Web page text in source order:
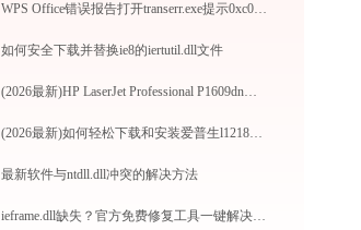
WPS Office错误报告打开transerr.exe提示0xc000000d错误码怎么办
如何安全下载并替换ie8的iertutil.dll文件
(2026最新)HP LaserJet Professional P1609dn打印机驱动如何下载安装？这里有你需要的所有信息
(2026最新)如何轻松下载和安装爱普生l1218打印机驱动？跟着这篇指南走
最新软件与ntdll.dll冲突的解决方法
ieframe.dll缺失？官方免费修复工具一键解决32/64位系统问题